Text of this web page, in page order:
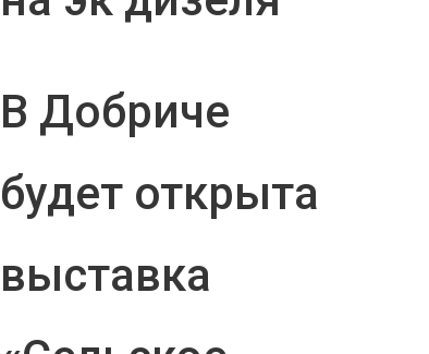
В Добриче
будет открыта
выставка